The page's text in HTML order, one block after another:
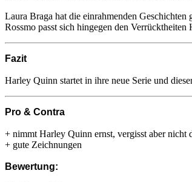
Laura Braga hat die einrahmenden
Rossmo passt sich hingegen den
Fazit
Harley Quinn startet in ihre neue Serie und
Pro & Contra
+ nimmt Harley Quinn ernst, vergisst aber nicht
+ gute Zeichnungen
Bewertung: